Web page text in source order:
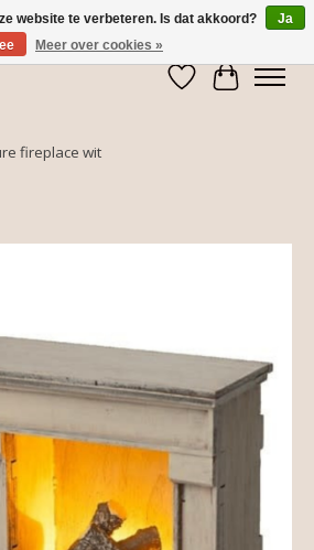
Verlanglijst
fireplace wit
website te verbeteren. Is dat akkoord?
Ja
Meer over cookies »